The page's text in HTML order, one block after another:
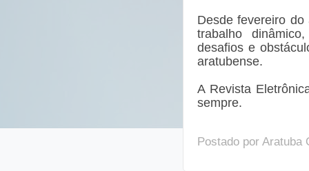
Desde fevereiro
trabalho
desafios e
aratubense.
A Revista
sempre.
Postado por Aratuba